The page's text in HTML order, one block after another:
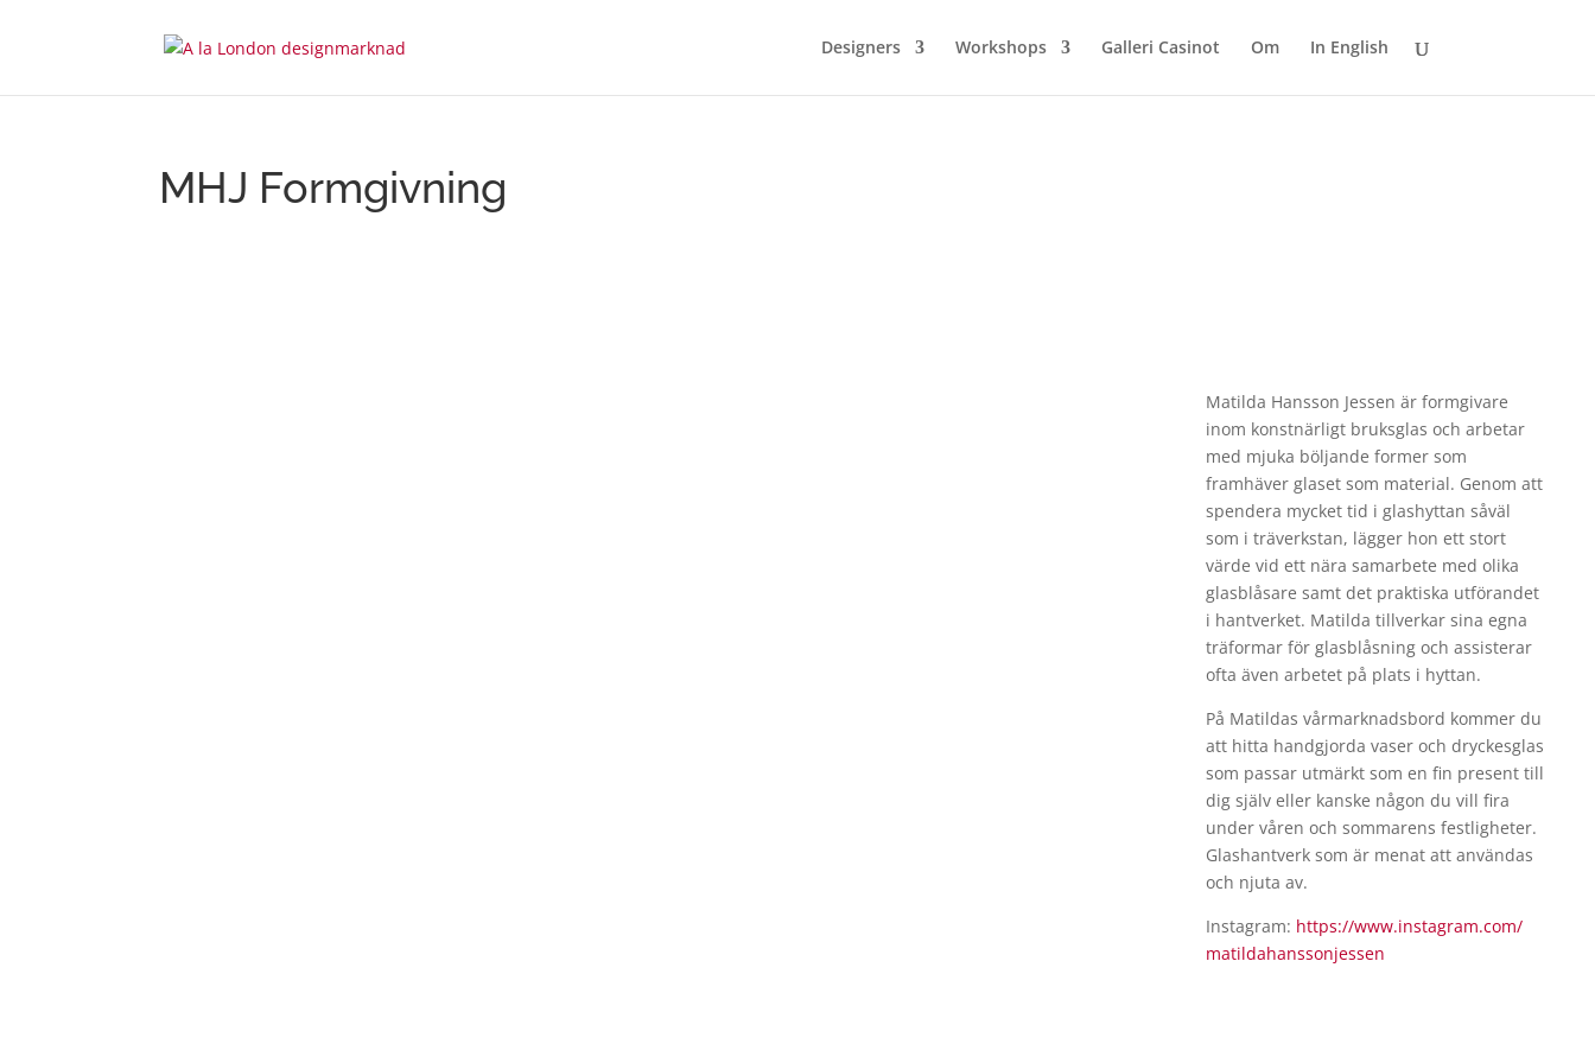
Designers Workshops Galleri Casinot Om In English
MHJ Formgivning
Matilda Hansson Jessen är formgivare
inom konstnärligt bruksglas och arbetar
med mjuka böljande former som
framhäver glaset som material. Genom att
spendera mycket tid i glashyttan såväl
som i träverkstan, lägger hon ett stort
värde vid ett nära samarbete med olika
glasblåsare samt det praktiska utförandet
i hantverket. Matilda tillverkar sina egna
träformar för glasblåsning och assisterar
ofta även arbetet på plats i hyttan.
På Matildas vårmarknadsbord kommer du
att hitta handgjorda vaser och dryckesglas
som passar utmärkt som en fin present till
dig själv eller kanske någon du vill fira
under våren och sommarens festligheter.
Glashantverk som är menat att användas
och njuta av.
Instagram: https://www.instagram.com/
matildahanssonjessen